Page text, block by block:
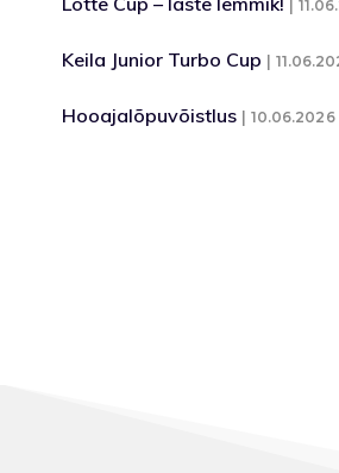
Keila Junior Turbo Cup
Hooajalõpuvõistlus 10.06.2026